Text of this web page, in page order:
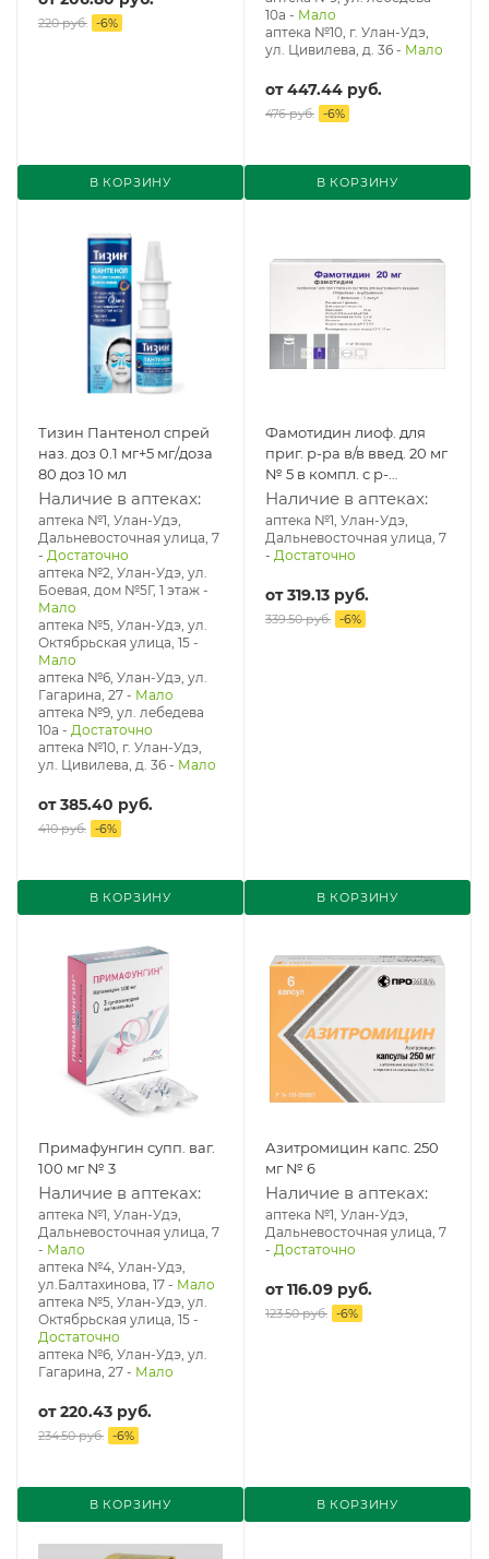
220 руб. -6%
В КОРЗИНУ
10а - Мало
аптека №10, г. Улан-Удэ,
ул. Цивилева, д. 36 - Мало
от447.44 руб.
476 руб. -6%
В КОРЗИНУ
Тизин Пантенол спрей
наз. доз 0.1 мг+5 мг/доза
80 доз 10 мл
Наличие в аптеках:
аптека №1, Улан-Удэ,
Дальневосточная улица, 7
- Достаточно
аптека №2, Улан-Удэ, ул.
Боевая, дом №5Г, 1 этаж -
Мало
аптека №5, Улан-Удэ, ул. ​
Октябрьская улица, 15 -
Мало
аптека №6, Улан-Удэ, ул.
Гагарина, 27 - Мало
аптека №9, ул. лебедева
10а - Достаточно
аптека №10, г. Улан-Удэ,
ул. Цивилева, д. 36 - Мало
от385.40 руб.
410 руб. -6%
В КОРЗИНУ
Фамотидин лиоф. для
приг. р-ра в/в введ. 20 мг
№ 5 в компл. с р-
рителем 10 мл № 5
Наличие в аптеках:
аптека №1, Улан-Удэ,
Дальневосточная улица, 7
- Достаточно
от319.13 руб.
339.50 руб. -6%
В КОРЗИНУ
Примафунгин супп. ваг.
100 мг № 3
Наличие в аптеках:
аптека №1, Улан-Удэ,
Дальневосточная улица, 7
- Мало
аптека №4, Улан-Удэ,
ул.Балтахинова, 17 - Мало
аптека №5, Улан-Удэ, ул. ​
Октябрьская улица, 15 -
Достаточно
аптека №6, Улан-Удэ, ул.
Гагарина, 27 - Мало
от220.43 руб.
234.50 руб. -6%
В КОРЗИНУ
Азитромицин капс. 250
мг № 6
Наличие в аптеках:
аптека №1, Улан-Удэ,
Дальневосточная улица, 7
- Достаточно
от116.09 руб.
123.50 руб. -6%
В КОРЗИНУ